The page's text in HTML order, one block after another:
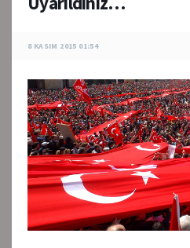
8 KASIM 2015 01:54